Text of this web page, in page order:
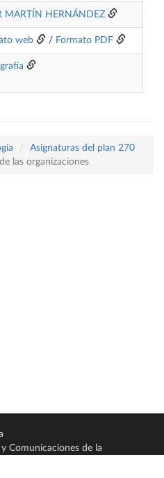
MARTÍN HERNÁNDEZ
web / Formato PDF
Asignaturas del plan 270
las organizaciones
Comunicaciones de la